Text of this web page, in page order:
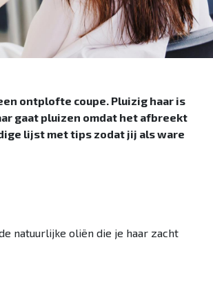
ontplofte coupe. Pluizig haar is
gaat pluizen omdat het afbreekt
lijst met tips zodat jij als ware
natuurlijke oliën die je haar zacht